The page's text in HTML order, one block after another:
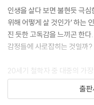
하게 된다는 것을 의미한다.
---「2부｜행복한 삶을 위한 조
프롬이 말하는 사랑은 ‘한’ 사
으로 한 사람을 사랑한다면,
삶 자체를 사랑하게 된다. 한
인간적인 핵심, 즉 인류와 삶
을 의미하기 때문이다.
인생을 살다 보면 불현듯 극
위해 어떻게 살 것인가’ 하는
진 듯한 고독감을 느끼곤 한
감정들에 사로잡히는 것일까?
20세기 철학자 중 대중의 가
터의 도피』를 비롯한 저작들
컨대 자살, 우울증, 알코올중
출판